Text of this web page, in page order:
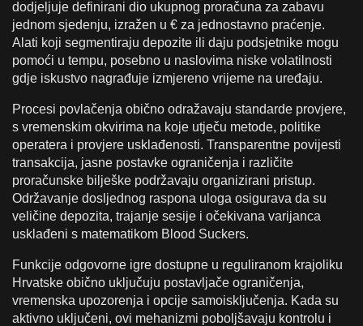
dodjeljuje definirani dio ukupnog proračuna za zabavu
jednom sjedenju, izražen u € za jednostavno praćenje.
Alati koji segmentiraju depozite ili daju podsjetnike mogu
pomoći u tempu, posebno u naslovima niske volatilnosti
gdje iskustvo nagrađuje izmjereno vrijeme na uređaju.
Procesi povlačenja obično odražavaju standarde provjere,
s vremenskim okvirima na koje utječu metode, politike
operatera i provjere usklađenosti. Transparentne povijesti
transakcija, jasne postavke ograničenja i različite
proračunske bilješke podržavaju organizirani pristup.
Održavanje dosljednog raspona uloga osigurava da su
veličine depozita, trajanje sesije i očekivana varijanca
usklađeni s matematikom Blood Suckers.
Funkcije odgovorne igre dostupne u reguliranom krajoliku
Hrvatske obično uključuju postavljače ograničenja,
vremenska upozorenja i opcije samoisključenja. Kada su
aktivno uključeni, ovi mehanizmi poboljšavaju kontrolu i